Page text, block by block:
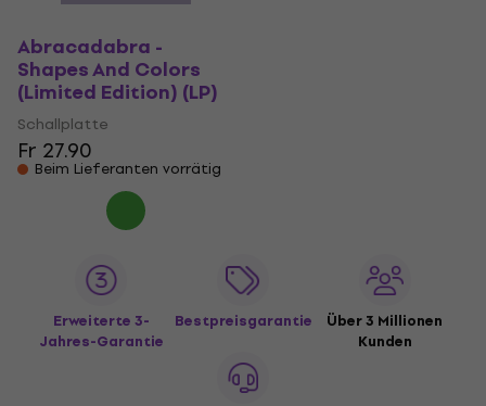
Abracadabra -
Shapes And Colors
(Limited Edition) (LP)
Schallplatte
Fr 27.90
Beim Lieferanten vorrätig
Erweiterte 3-
Jahres-Garantie
Bestpreisgarantie
Über 3 Millionen
Kunden